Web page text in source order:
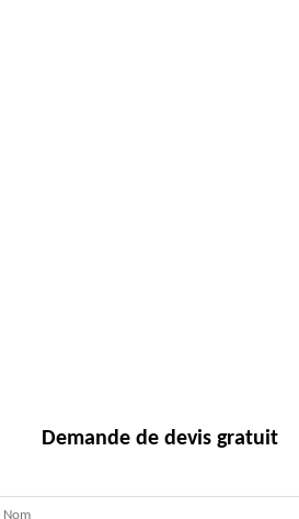
Demande de devis gratuit